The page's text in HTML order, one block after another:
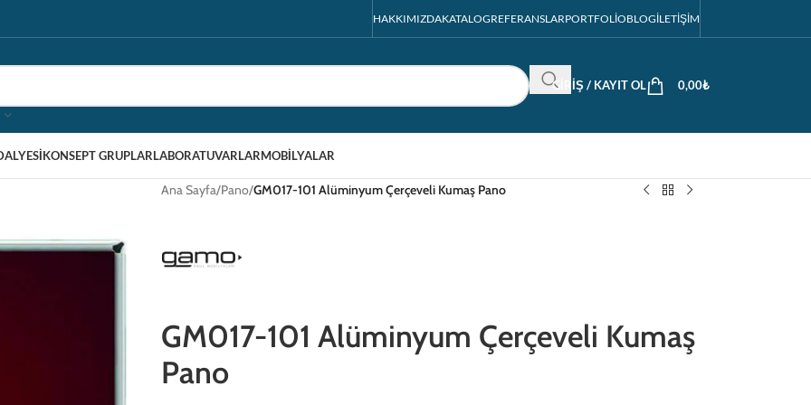
HAKKIMIZDAKATALOGREFERANSLARPORTFOLIOBLOGİLETIŞIM
GIRIŞ / KAYIT OL 0,00₺
KONSEPT GRUPLARLABORATUVARLARMOBILYALAR
Ana Sayfa/Pano/GM017-101 Alüminyum Çerçeveli Kumaş Pano
GM017-101 Alüminyum Çerçeveli Kumaş
Pano